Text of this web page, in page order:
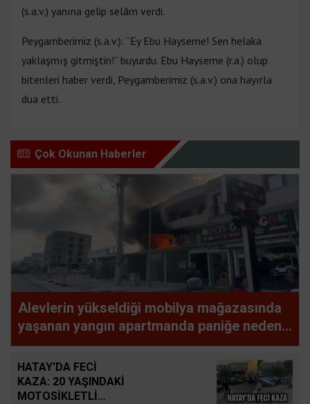
(s.a.v.) yanına gelip selâm verdi.
Peygamberimiz (s.a.v.): “Ey Ebu Hayseme! Sen helaka
yaklaşmış gitmiştin!” buyurdu. Ebu Hayseme (r.a.) olup
bitenleri haber verdi, Peygamberimiz (s.a.v.) ona hayırla
dua etti.
Çok Okunan Haberler
Alevlerin yükseldiği mobilya mağazasında
yaşanan yangın apartmanda paniğe neden
oldu
HATAY'DA FECİ
KAZA: 20 YAŞINDAKİ
MOTOSİKLETLİ